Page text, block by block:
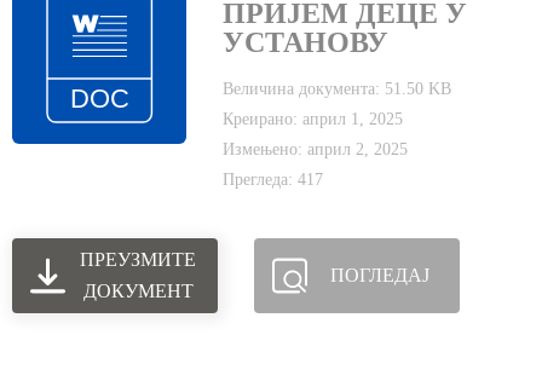
ПРИЈЕМ ДЕЦЕ У
УСТАНОВУ
Величина документа: 51.50 KB
Креирано: април 1, 2025
Измењено: април 2, 2025
Прегледа: 417
ПРЕУЗМИТЕ
ДОКУМЕНТ
ПОГЛЕДАЈ